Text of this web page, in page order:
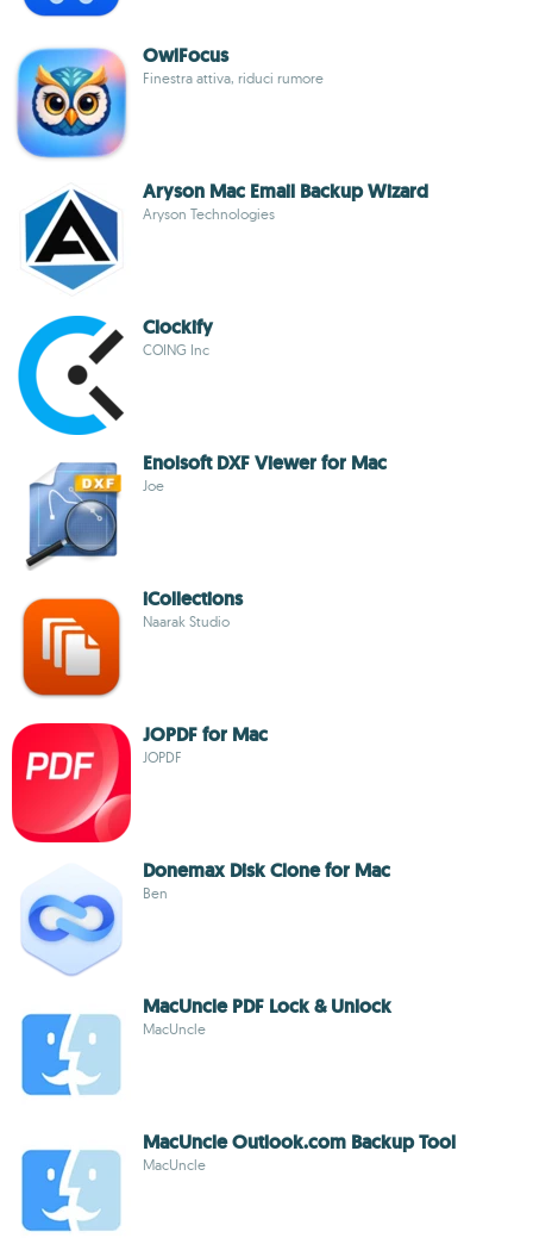
OwlFocus
Finestra attiva, riduci rumore
Aryson Mac Email Backup Wizard
Aryson Technologies
Clockify
COING Inc
Enolsoft DXF Viewer for Mac
Joe
iCollections
Naarak Studio
JOPDF for Mac
JOPDF
Donemax Disk Clone for Mac
Ben
MacUncle PDF Lock & Unlock
MacUncle
MacUncle Outlook.com Backup Tool
MacUncle